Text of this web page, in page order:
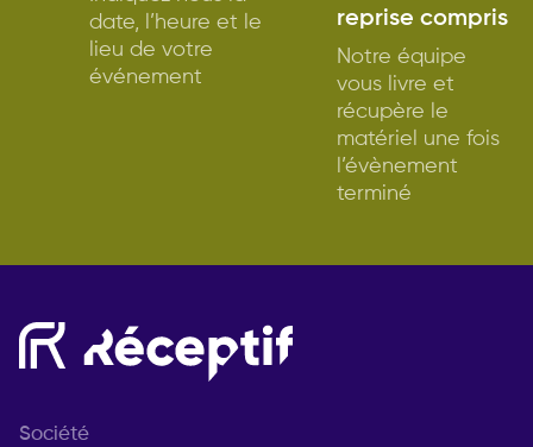
date, l’heure et le
lieu de votre
événement
reprise compris
Notre équipe
vous livre et
récupère le
matériel une fois
l’évènement
terminé
Société